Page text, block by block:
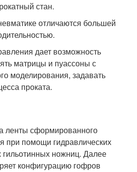
стан.
отличаются большей
дает возможность
матрицы и пуассоны с
моделирования, задавать
проката.
ленты сформированного
при помощи гидравлических
гильотинных ножниц. Далее
конфигурацию гофров